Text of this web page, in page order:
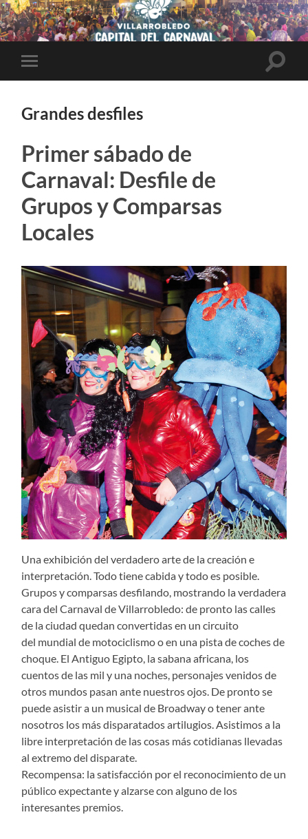
el
Grandes desfiles
Primer sábado de
Carnaval: Desfile de
Grupos y Comparsas
Locales
Una exhibición del verdadero arte de la creación e
interpretación. Todo tiene cabida y todo es posible.
Grupos y comparsas desfilando, mostrando la verdadera
cara del Carnaval de Villarrobledo: de pronto las calles
de la ciudad quedan convertidas en un circuito
del mundial de motociclismo o en una pista de coches de
choque. El Antiguo Egipto, la sabana africana, los
cuentos de las mil y una noches, personajes venidos de
otros mundos pasan ante nuestros ojos. De pronto se
puede asistir a un musical de Broadway o tener ante
nosotros los más disparatados artilugios. Asistimos a la
libre interpretación de las cosas más cotidianas llevadas
al extremo del disparate.
Recompensa: la satisfacción por el reconocimiento de un
público expectante y alzarse con alguno de los
interesantes premios.